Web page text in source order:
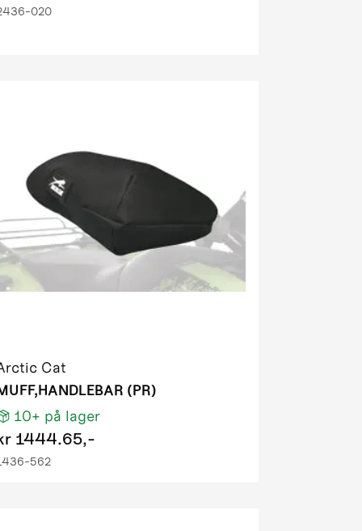
020
Cat
(PR)
10+ på lager
1444.65,-
562